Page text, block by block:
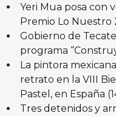
Yeri Mua posa con
Premio Lo Nuestro
Gobierno de
programa
La pintora
retrato en la VIII
Pastel, en España
Tres detenidos y